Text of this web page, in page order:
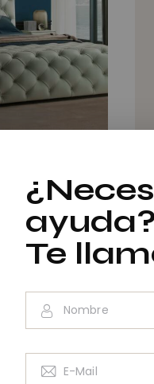
ayuda?
Te